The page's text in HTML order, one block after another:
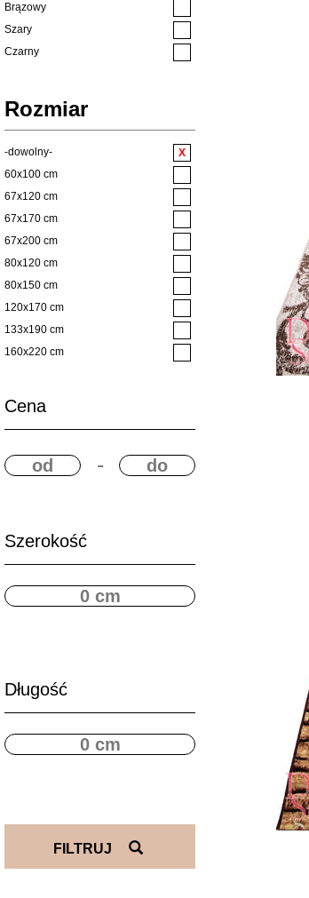
Salon
Shaggy
Styl Boho
Styl Glamour
Styl Klasyczny
Styl Loft
Styl Vintage
Sypialnia
Taras
Vintage
Wszystkie Chodniki
Wycieraczki
Brązowy
Szary
Czarny
Zielony
Rozmiar
-dowolny-
60x100 cm
67x120 cm
67x170 cm
67x200 cm
80x120 cm
80x150 cm
120x170 cm
133x190 cm
160x220 cm
Cena
-
Szerokość
Długość
FILTRUJ